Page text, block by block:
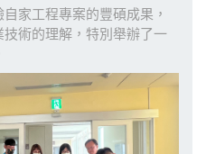
家工程專案的豐碩成果，
術的理解，特別舉辦了一